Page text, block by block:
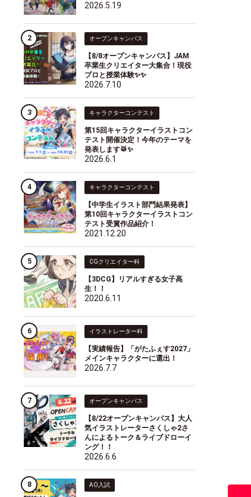
2026.5.19
オープンキャンパス
【8/8オープンキャンパス】JAM
卒業生クリエイター大集合！現役
プロと授業体験✨✨
2026.7.10
キャラクターコンテスト
第15回キャラクターイラストコン
テスト開催決定！今年のテーマを
発表します🥁✨
2026.6.1
キャラクターコンテスト
【中学生イラスト部門結果発表】
第10回キャラクターイラストコン
テスト受賞作品紹介！
2021.12.20
CGクリエイター科
【3DCG】リアルすぎる女子高
生！！
2020.6.11
イラストレーター科
【実績報告】「がたふぇす2027」
メインキャラクターに選出！
2026.7.7
オープンキャンパス
【8/22オープンキャンパス】大人
気イラストレーターさくしゃ2さ
んによるトーク＆ライブドローイ
ング！！
2026.6.6
AO入試